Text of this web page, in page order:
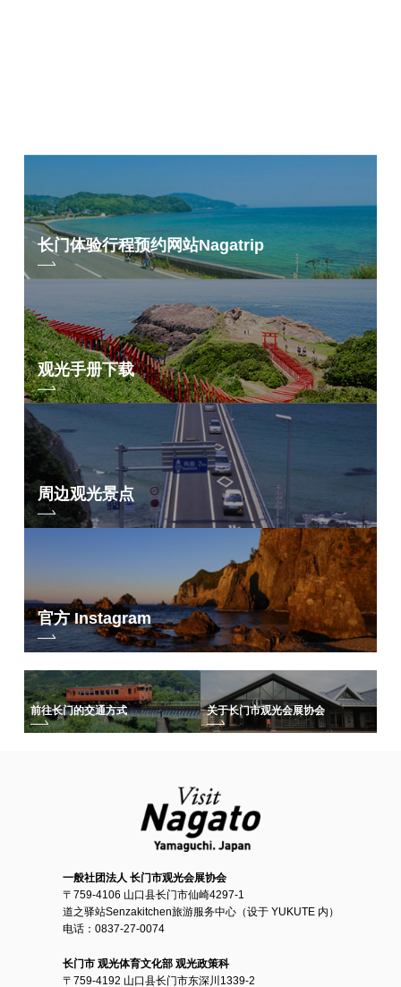
长门体验行程预约网站Nagatrip
观光手册下载
周边观光景点
官方 Instagram
前往长门的交通方式 关于长门市观光会展协会
一般社团法人 长门市观光会展协会
〒759-4106 山口县长门市仙崎4297-1
道之驿站Senzakitchen旅游服务中心（设于 YUKUTE 内）
电话：0837-27-0074
长门市 观光体育文化部 观光政策科
〒759-4192 山口县长门市东深川1339-2